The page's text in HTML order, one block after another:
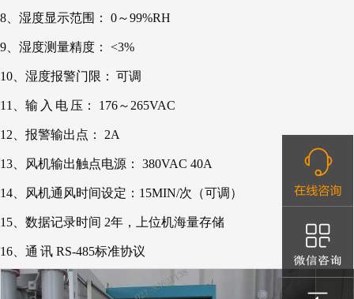
8、湿度显示范围： 0～99%RH
9、湿度测量精度： <3%
10、湿度报警门限： 可调
11、输 入 电 压： 176～265VAC
12、报警输出点： 2A
13、风机输出触点电源： 380VAC 40A
14、风机通风时间设定：15MIN/次（可调）
15、数据记录时间 2年，上位机海量存储
16、通 讯 RS-485标准协议